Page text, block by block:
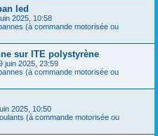
led
2025, 10:58
(à commande motorisée ou
sur ITE polystyrène
juin 2025, 23:59
(à commande motorisée ou
2025, 10:50
(à commande motorisée ou